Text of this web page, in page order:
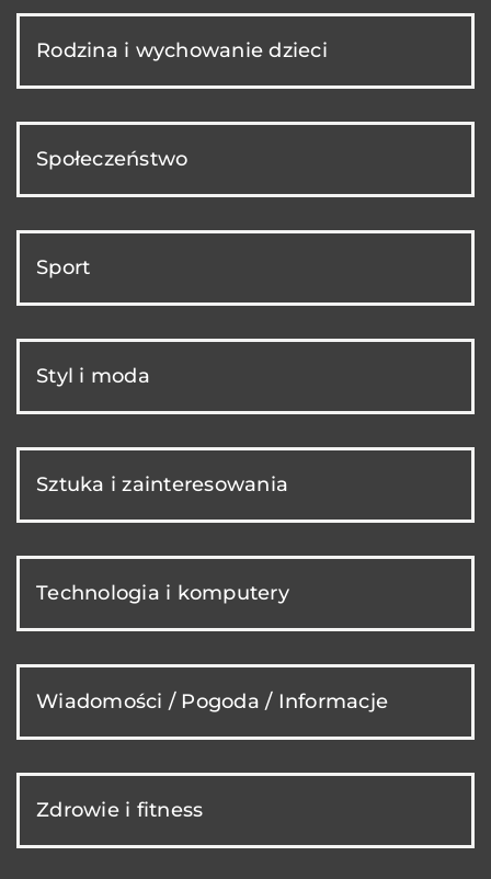
Rodzina i wychowanie dzieci
Społeczeństwo
Sport
Styl i moda
Sztuka i zainteresowania
Technologia i komputery
Wiadomości / Pogoda / Informacje
Zdrowie i fitness